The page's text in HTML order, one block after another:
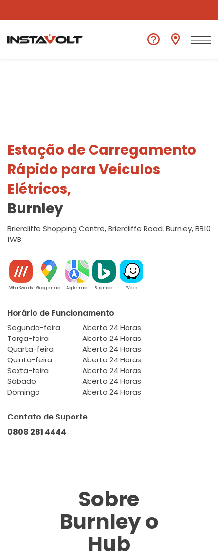
Ver outra localização
Estação de Carregamento
Rápido para Veículos
Elétricos,
Burnley
Briercliffe Shopping Centre, Briercliffe Road, Burnley, BB10
1WB
What3words Google maps Apple maps Bing maps Waze
Horário de Funcionamento
Segunda-feira
Aberto 24 Horas
Terça-feira
Aberto 24 Horas
Quarta-feira
Aberto 24 Horas
Quinta-feira
Aberto 24 Horas
Sexta-feira
Aberto 24 Horas
Sábado
Aberto 24 Horas
Domingo
Aberto 24 Horas
Contato de Suporte
0808 281 4444
Sobre
Burnley o
Hub